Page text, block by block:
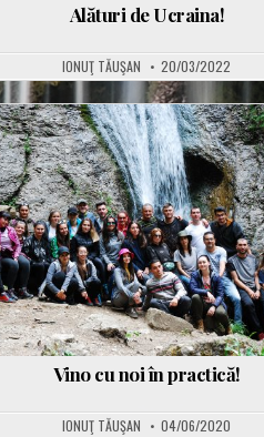
Alături de Ucraina!
IONUŢ TĂUŞAN 20/03/2022
Posted
in
Vino cu noi în practică!
IONUŢ TĂUŞAN 04/06/2020